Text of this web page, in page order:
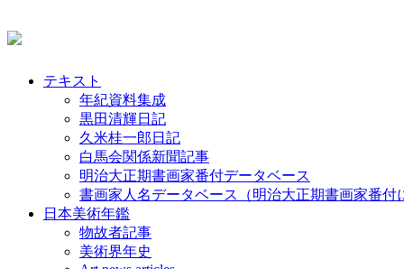
テキスト
年紀資料集成
黒田清輝日記
久米桂一郎日記
白馬会関係新聞記事
明治大正期書画家番付データベース
書画家人名データベース（明治大正期書画家番付
日本美術年鑑
物故者記事
美術界年史